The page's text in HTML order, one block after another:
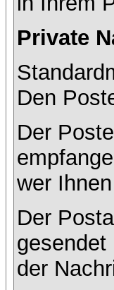
Private
Den
Der
wer
Der
gesendet
der